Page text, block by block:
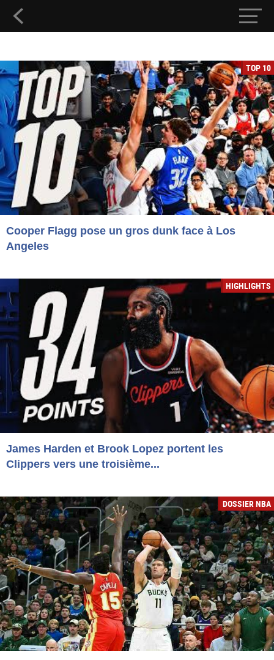
TOP 10
Cooper Flagg pose un gros dunk face à Los
Angeles
HIGHLIGHTS
James Harden et Brook Lopez portent les
Clippers vers une troisième...
DOSSIER NBA